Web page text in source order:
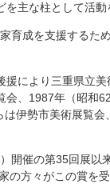
主な柱として活動
成を支援するた
により三重県立
、1987年（昭和
伊勢市美術展覧
催の第35回展以
方々がこの賞を受